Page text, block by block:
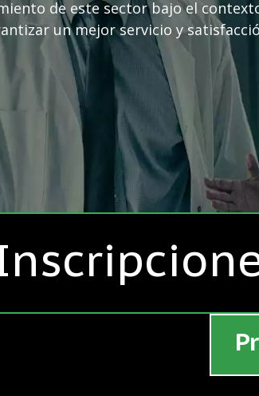
de este sector bajo el
un mejor servicio y